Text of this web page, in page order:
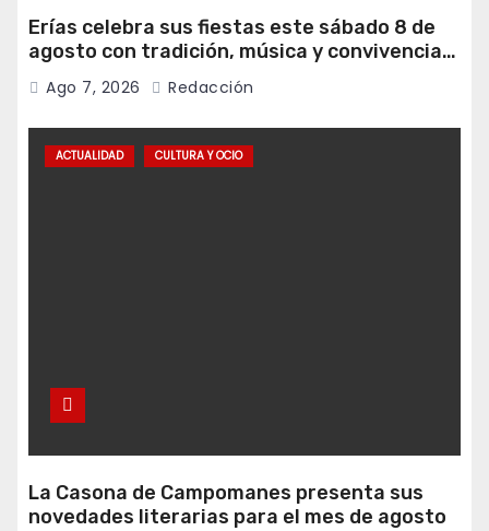
Erías celebra sus fiestas este sábado 8 de
agosto con tradición, música y convivencia
vecinal
Ago 7, 2026 Redacción
ACTUALIDAD CULTURA Y OCIO
La Casona de Campomanes presenta sus
novedades literarias para el mes de agosto